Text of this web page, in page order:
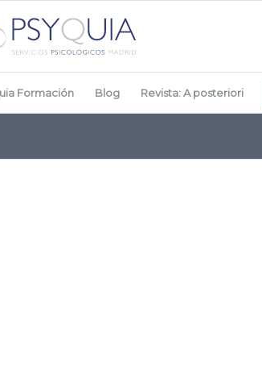
Formación Blog Revista: A posteriori